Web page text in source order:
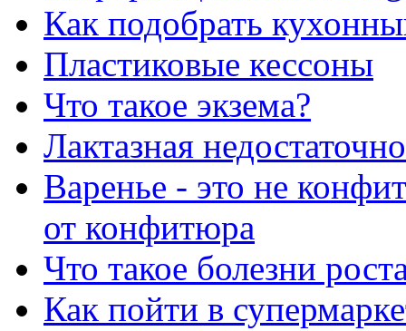
Как подобрать
Пластиковые кессоны
Что такое экзема?
Лактазная
Варенье - это не
от конфитюра
Что такое болезни
Как пойти в